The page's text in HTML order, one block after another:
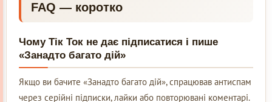
FAQ — коротко
Чому Тік Ток не дає підписатися і пише
«Занадто багато дій»
Якщо ви бачите «Занадто багато дій», спрацював антиспам
через серійні підписки, лайки або повторювані коментарі.